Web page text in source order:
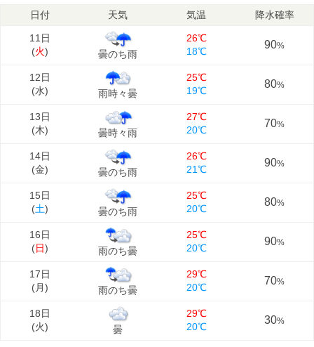
日付 天気 気温 降水確率
11日
(火) 曇のち雨
26℃
18℃
90%
12日
(水) 雨時々曇
25℃
19℃
80%
13日
(木) 曇時々雨
27℃
20℃
70%
14日
(金) 曇のち雨
26℃
21℃
90%
15日
(土) 曇のち雨
25℃
20℃
80%
16日
(日) 雨のち曇
25℃
20℃
90%
17日
(月) 雨のち曇
29℃
20℃
70%
18日
(火) 曇
29℃
20℃
30%